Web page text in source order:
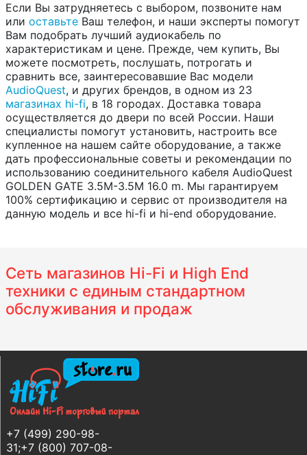
Если Вы затрудняетесь с выбором, позвоните нам
или оставьте Ваш телефон, и наши эксперты помогут
Вам подобрать лучший аудиокабель по
характеристикам и цене. Прежде, чем купить, Вы
можете посмотреть, послушать, потрогать и
сравнить все, заинтересовавшие Вас модели
AudioQuest, и других брендов, в одном из 23
магазинах hi-fi, в 18 городах. Доставка товара
осуществляется до двери по всей России. Наши
специалисты помогут установить, настроить все
купленное на нашем сайте оборудование, а также
дать профессиональные советы и рекомендации по
использованию соединительного кабеля AudioQuest
GOLDEN GATE 3.5M-3.5M 16.0 m. Мы гарантируем
100% сертификацию и сервис от производителя на
данную модель и все hi-fi и hi-end оборудование.
Сеть магазинов Hi-Fi и High End
техники с единым стандартном
обслуживания и продаж
+7 (499) 290-98-
31;+7 (800) 707-08-